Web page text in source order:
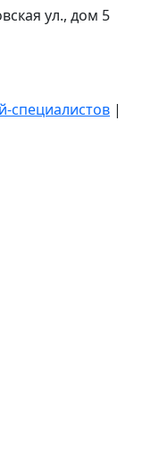
ул., дом 5
специалистов |